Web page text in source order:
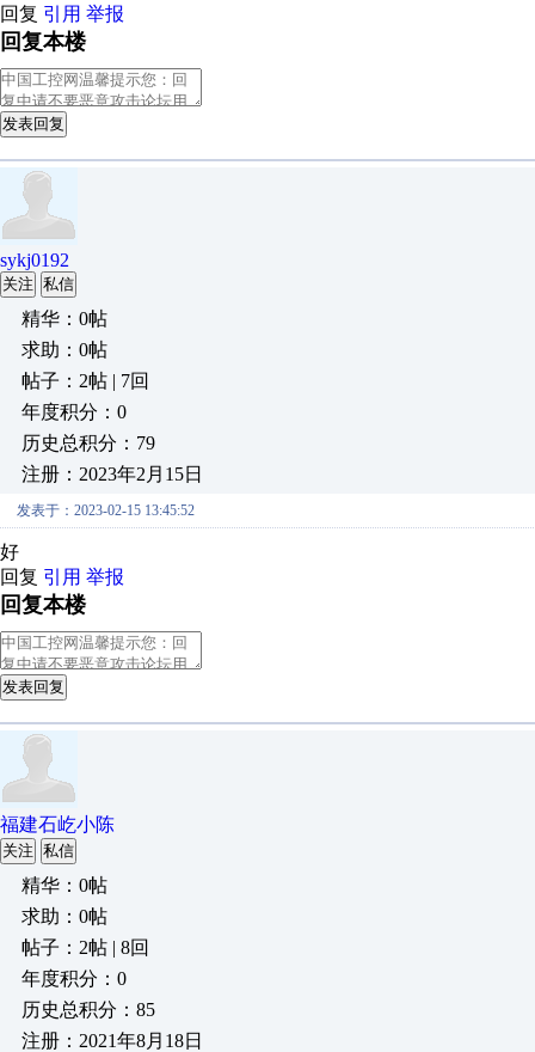
回复 引用 举报
回复本楼
发表回复
sykj0192
关注 私信
精华：0帖
求助：0帖
帖子：2帖 | 7回
年度积分：0
历史总积分：79
注册：2023年2月15日
发表于：2023-02-15 13:45:52
好
回复 引用 举报
回复本楼
发表回复
福建石屹小陈
关注 私信
精华：0帖
求助：0帖
帖子：2帖 | 8回
年度积分：0
历史总积分：85
注册：2021年8月18日